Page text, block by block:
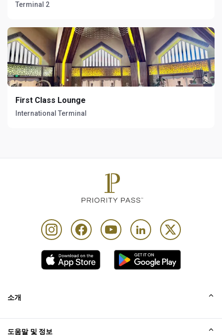
Terminal 2
First Class Lounge
International Terminal
소개
도움말 및 정보